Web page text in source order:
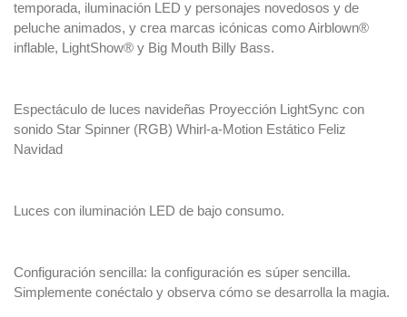
temporada, iluminación LED y personajes novedosos y de
peluche animados, y crea marcas icónicas como Airblown®
inflable, LightShow® y Big Mouth Billy Bass.
Espectáculo de luces navideñas Proyección LightSync con
sonido Star Spinner (RGB) Whirl-a-Motion Estático Feliz
Navidad
Luces con iluminación LED de bajo consumo.
Configuración sencilla: la configuración es súper sencilla.
Simplemente conéctalo y observa cómo se desarrolla la magia.